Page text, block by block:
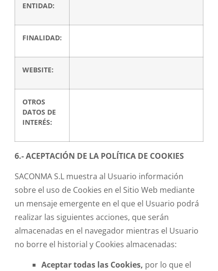
ENTIDAD:
FINALIDAD:
WEBSITE:
OTROS
DATOS DE
INTERÉS:
6.- ACEPTACIÓN DE LA POLÍTICA DE COOKIES
SACONMA S.L muestra al Usuario información
sobre el uso de Cookies en el Sitio Web mediante
un mensaje emergente en el que el Usuario podrá
realizar las siguientes acciones, que serán
almacenadas en el navegador mientras el Usuario
no borre el historial y Cookies almacenadas:
Aceptar todas las Cookies, por lo que el